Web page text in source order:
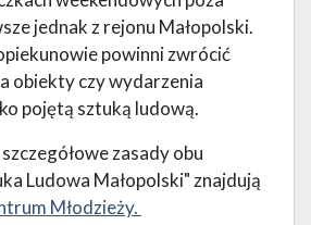
jednak z rejonu Małopolski.
powinni zwrócić
obiekty czy wydarzenia
pojętą sztuką ludową.
zasady obu
Ludowa Małopolski" znajdują
Młodzieży.